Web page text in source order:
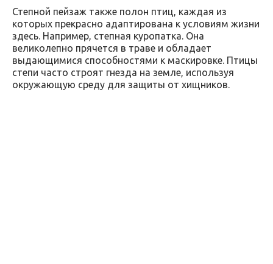
Степной пейзаж также полон птиц, каждая из
которых прекрасно адаптирована к условиям жизни
здесь. Например, степная куропатка. Она
великолепно прячется в траве и обладает
выдающимися способностями к маскировке. Птицы
степи часто строят гнезда на земле, используя
окружающую среду для защиты от хищников.